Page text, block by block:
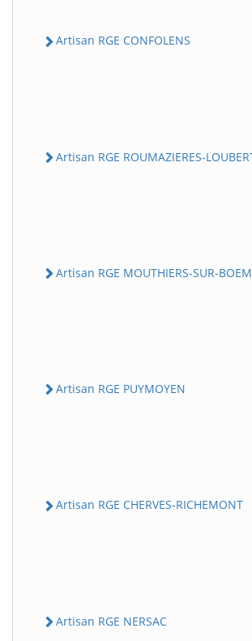
Artisan RGE CONFOLENS
Artisan RGE ROUMAZIERES-
Artisan RGE MOUTHIERS-SUR-
Artisan RGE PUYMOYEN
Artisan RGE CHERVES-RICHEMONT
Artisan RGE NERSAC